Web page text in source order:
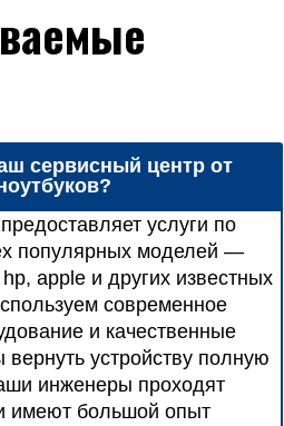
сервисный центр от
услуги по
популярных моделей —
apple и других известных
современное
и качественные
устройству полную
инженеры проходят
имеют большой опыт